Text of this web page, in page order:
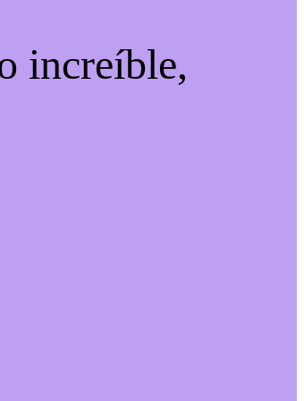
increíble,